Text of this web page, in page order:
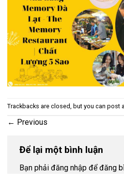
Trackbacks are closed, but you can post
← Previous
Để lại một bình luận
Bạn phải đăng nhập để đăng